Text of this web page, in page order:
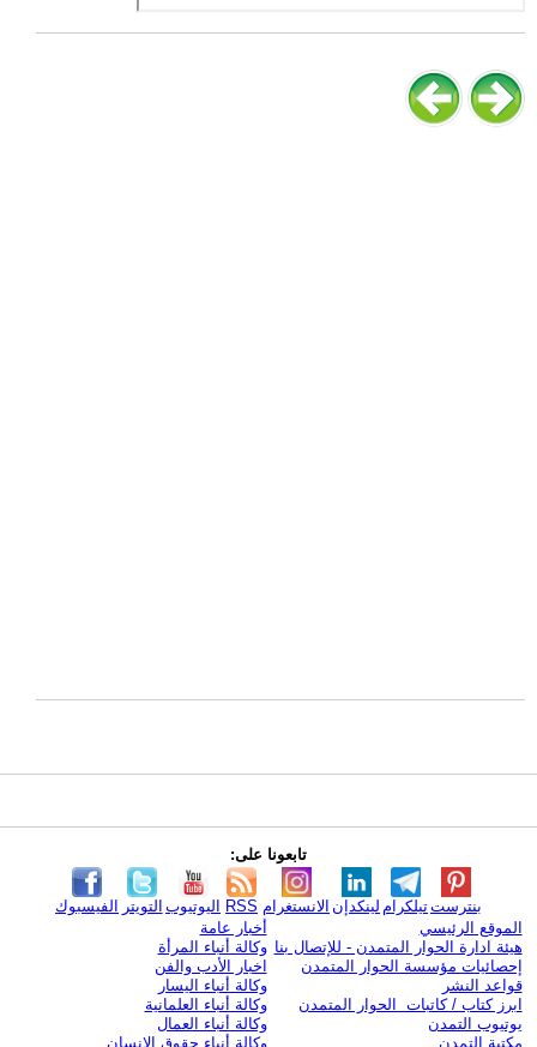
تابعونا على:
الفيسبوك التويتر اليوتيوب RSS الانستغرام لينكدإن تيلكرامبنترست
الموقع الرئيسي
هيئة ادارة الحوار المتمدن - للإتصال بنا
إحصائيات مؤسسة الحوار المتمدن
قواعد النشر
ابرز كتاب / كاتبات الحوار المتمدن
يوتيوب التمدن
مكتبة التمدن
أخبار عامة
وكالة أنباء المرأة
اخبار الأدب والفن
وكالة أنباء اليسار
وكالة أنباء العلمانية
وكالة أنباء العمال
وكالة أنباء حقوق الإنسان